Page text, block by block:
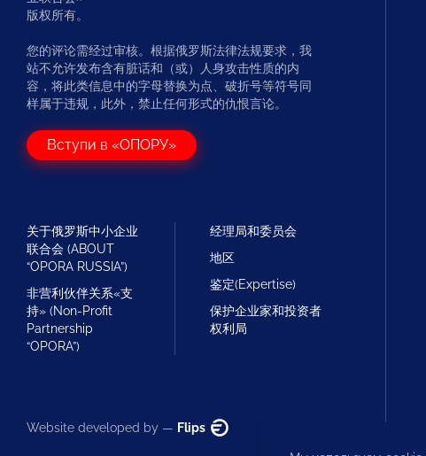
版权所有。
您的评论需经过审核。根据俄罗斯法律法规要求，我
站不允许发布含有脏话和（或）人身攻击性质的内
容，将此类信息中的字母替换为点、破折号等符号同
样属于违规，此外，禁止任何形式的仇恨言论。
Вступи в «ОПОРУ»
关于俄罗斯中小企业
联合会 (ABOUT
“OPORA RUSSIA”)
非营利伙伴关系«支
持» (Non-Profit
Partnership
“OPORA”)
经理局和委员会
地区
鉴定(Expertise)
保护企业家和投资者
权利局
Website developed by — Flips